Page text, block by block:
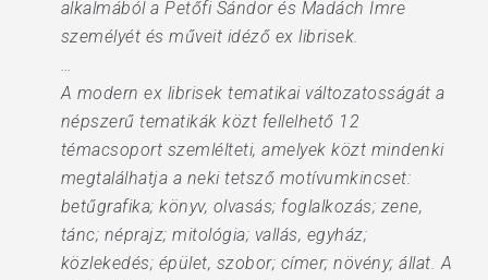
alkalmából a Petőfi Sándor és Madách Imre
személyét és műveit idéző ex librisek.
…
A modern ex librisek tematikai változatosságát a
népszerű tematikák közt fellelhető 12
témacsoport szemlélteti, amelyek közt mindenki
megtalálhatja a neki tetsző motívumkincset:
betűgrafika; könyv, olvasás; foglalkozás; zene,
tánc; néprajz; mitológia; vallás, egyház;
közlekedés; épület, szobor; címer; növény; állat. A